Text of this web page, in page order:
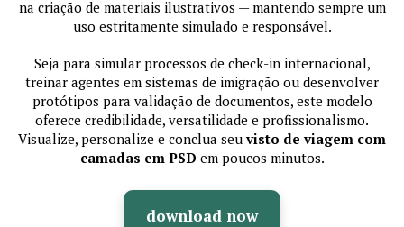
na criação de materiais ilustrativos — mantendo sempre um
uso estritamente simulado e responsável.
Seja para simular processos de check-in internacional,
treinar agentes em sistemas de imigração ou desenvolver
protótipos para validação de documentos, este modelo
oferece credibilidade, versatilidade e profissionalismo.
Visualize, personalize e conclua seuvisto de viagem com
camadas em PSD em poucos minutos.
download now